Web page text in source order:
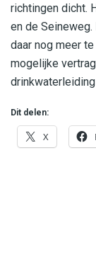
richtingen dicht.
en de
daar nog meer
mogelijke
Dit delen:
X